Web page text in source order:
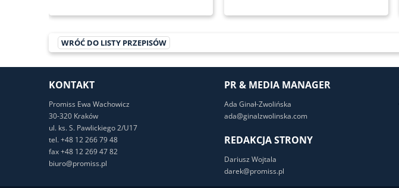
WRÓĆ DO LISTY PRZEPISÓW
KONTAKT
Promiss Ewa Wachowicz
30-320 Kraków
ul. ks. S. Pawlickiego 2/U17
tel. +48 12 266 79 48
fax +48 12 269 47 82
biuro@promiss.pl
PR & MEDIA MANAGER
Ada Ginał-Zwolińska
ada@ginalzwolinska.com
REDAKCJA STRONY
Dariusz Wojtala
darek@promiss.pl